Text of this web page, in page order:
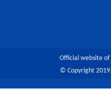
Official website of
© Copyright